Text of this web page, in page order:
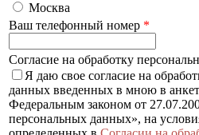
Москва
Ваш телефонный номер *
Согласие на обработку
Я даю свое согласие на
данных введенных в мною в
Федеральным законом от
персональных данных», на